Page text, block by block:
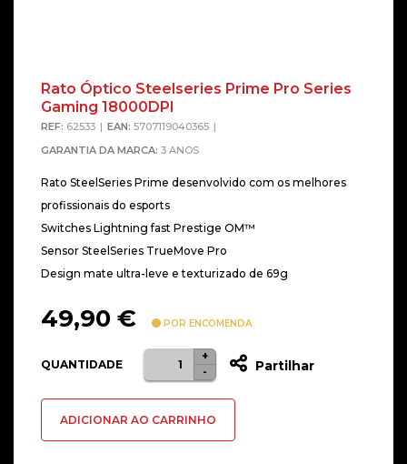
Rato Óptico Steelseries Prime Pro Series
Gaming 18000DPI
REF: 62533 EAN: 5707119040365
GARANTIA DA MARCA: 3 ANOS
Rato SteelSeries Prime desenvolvido com os melhores
profissionais do esports
Switches Lightning fast Prestige OM™
Sensor SteelSeries TrueMove Pro
Design mate ultra-leve e texturizado de 69g
49,90 € POR ENCOMENDA
QUANTIDADE
Quantidade
de
Óptico
-
+
Partilhar
ADICIONAR AO CARRINHO